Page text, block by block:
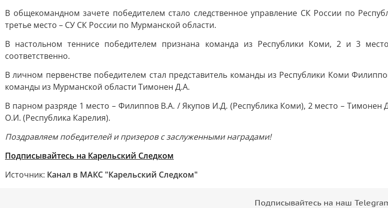
В общекомандном зачете победителем стало следственное управление СК России по
третье место – СУ СК России по Мурманской области.
В настольном теннисе победителем признана команда из Республики Коми, 2 и 3
соответственно.
В личном первенстве победителем стал представитель команды из Республики Коми
команды из Мурманской области Тимонен Д.А.
В парном разряде 1 место – Филиппов В.А. / Якупов И.Д. (Республика Коми), 2 место –
О.И. (Республика Карелия).
Поздравляем победителей и призеров с заслуженными наградами!
Подписывайтесь на Карельский Следком
Источник: Канал в МАКС "Карельский Следком"
Подписывайтесь на наш